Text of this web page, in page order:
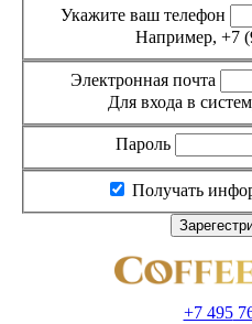
Укажите ваш телефон
Например, +7
Электронная почта
Для входа в
Пароль
Получать
+7 495